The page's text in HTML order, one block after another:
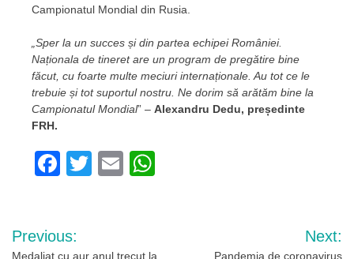
Campionatul Mondial din Rusia.
„Sper la un succes și din partea echipei României.
Naționala de tineret are un program de pregătire bine
făcut, cu foarte multe meciuri internaționale. Au tot ce le
trebuie și tot suportul nostru. Ne dorim să arătăm bine la
Campionatul Mondial” – Alexandru Dedu, președinte
FRH.
Facebook
Twitter
Email
Navigare
Previous:
Medaliat cu aur anul trecut la
Next:
Pandemia de coronavirus